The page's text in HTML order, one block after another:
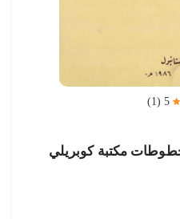
5
(
1
)
مكتبة كوبريلي